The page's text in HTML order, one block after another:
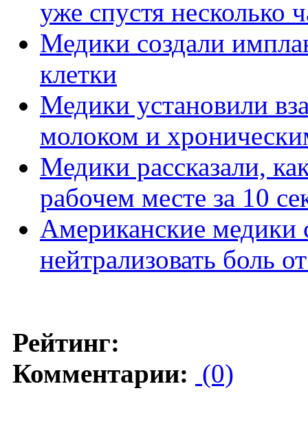
уже спустя несколько
Медики создали
клетки
Медики установили
молоком и
Медики рассказали,
рабочем месте за 10
Американские медики
нейтрализовать боль
Рейтинг:
Комментарии: (0)